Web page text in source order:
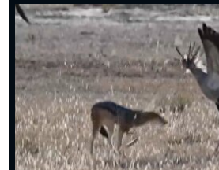
۱۴۰۴
۱۴۰۴
رفت؟